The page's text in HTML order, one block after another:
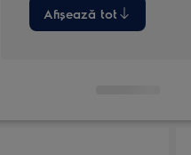
Afișează tot